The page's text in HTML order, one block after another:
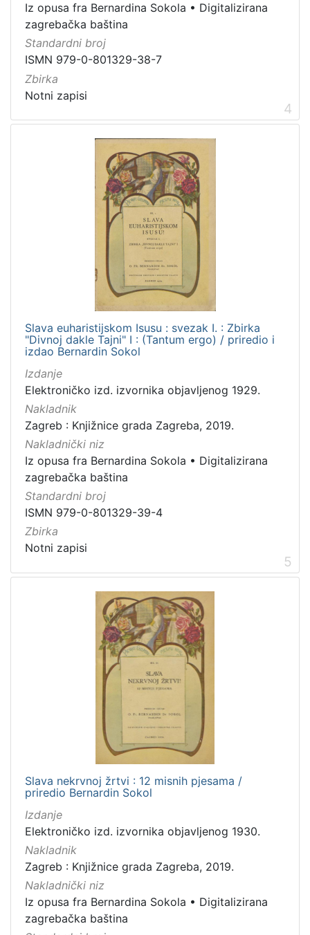
Iz opusa fra Bernardina Sokola • Digitalizirana
zagrebačka baština
Standardni broj
ISMN 979-0-801329-38-7
Zbirka
Notni zapisi
4
Slava euharistijskom Isusu : svezak I. : Zbirka
"Divnoj dakle Tajni" I : (Tantum ergo) / priredio i
izdao Bernardin Sokol
Izdanje
Elektroničko izd. izvornika objavljenog 1929.
Nakladnik
Zagreb : Knjižnice grada Zagreba, 2019.
Nakladnički niz
Iz opusa fra Bernardina Sokola • Digitalizirana
zagrebačka baština
Standardni broj
ISMN 979-0-801329-39-4
Zbirka
Notni zapisi
5
Slava nekrvnoj žrtvi : 12 misnih pjesama /
priredio Bernardin Sokol
Izdanje
Elektroničko izd. izvornika objavljenog 1930.
Nakladnik
Zagreb : Knjižnice grada Zagreba, 2019.
Nakladnički niz
Iz opusa fra Bernardina Sokola • Digitalizirana
zagrebačka baština